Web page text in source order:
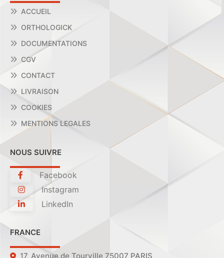
ACCUEIL
ORTHOLOGICK
DOCUMENTATIONS
CGV
CONTACT
LIVRAISON
COOKIES
MENTIONS LEGALES
NOUS SUIVRE
Facebook
Instagram
LinkedIn
FRANCE
17, Avenue de Tourville 75007 PARIS